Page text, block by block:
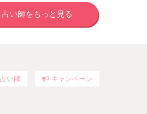
占い師をもっと見る
占い師 キャンペーン